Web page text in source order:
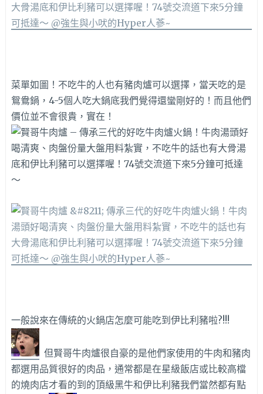
菜單如圖！不吃牛的人也有豬肉爐可以選擇，當天吃的是
鴛鴦鍋，4-5個人吃大鍋底我們覺得還蠻剛好的！而且他們
價位並不會很貴，實在！
一般說來在傳統的火鍋店怎麼可能吃到伊比利豬啦?!!!
但賢哥牛肉爐很自豪的是他們家使用的牛肉和豬肉
都選用品質很好的肉品，通常都是在星級飯店或比較高檔
的燒肉店才看的到的頂級黑牛和伊比利豬我們當然都有點